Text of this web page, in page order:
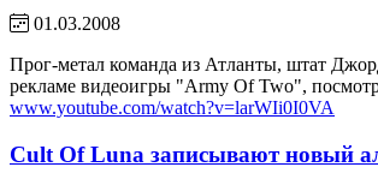
01.03.2008
Прог-метал команда из Атланты, штат
рекламе видеоигры "Army Of Two",
www.youtube.com/watch?v=larWIi0I0VA
Cult Of Luna записывают новый